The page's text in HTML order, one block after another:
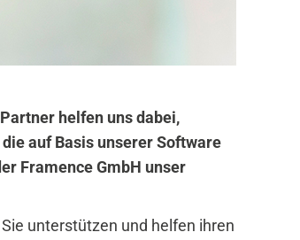
helfen uns dabei,
auf Basis unserer Software
Framence GmbH unser
unterstützen und helfen ihren